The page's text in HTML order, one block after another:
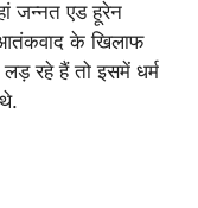
जन्नत एड हूरेन
के खिलाफ
रहे हैं तो इसमें धर्म